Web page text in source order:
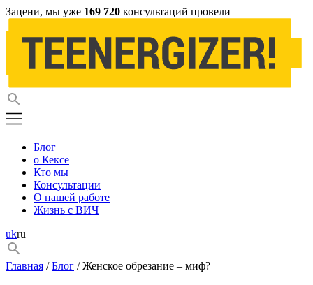
Зацени, мы уже 169 720 консультаций провели
Блог
о Кексе
Кто мы
Консультации
О нашей работе
Жизнь с ВИЧ
ukru
Главная /Блог / Женское обрезание – миф?